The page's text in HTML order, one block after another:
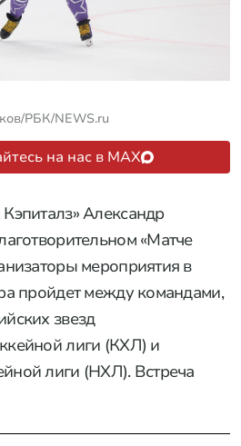
РБК/NEWS.ru
на нас в MAX
Александр
«Матче
мероприятия в
пройдет между командами,
звезд
лиги (КХЛ) и
лиги (НХЛ). Встреча